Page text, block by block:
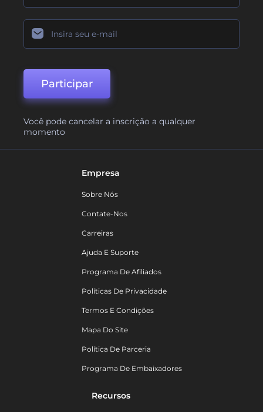
Participar
Você pode cancelar a inscrição a qualquer
momento
Empresa
Sobre Nós
Contate-Nos
Carreiras
Ajuda E Suporte
Programa De Afiliados
Políticas De Privacidade
Termos E Condições
Mapa Do Site
Política De Parceria
Programa De Embaixadores
Recursos